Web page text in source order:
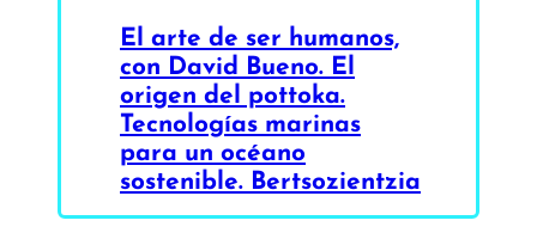
El arte de ser humanos,
con David Bueno. El
origen del pottoka.
Tecnologías marinas
para un océano
sostenible. Bertsozientzia